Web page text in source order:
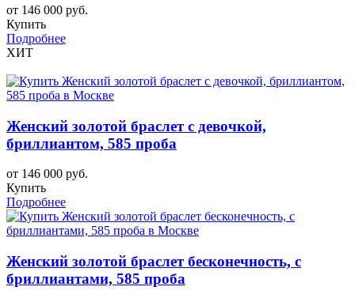
от 146 000 руб.
Купить
Подробнее
ХИТ
Женский золотой браслет с девочкой,
бриллиантом, 585 проба
от 146 000 руб.
Купить
Подробнее
Женский золотой браслет бесконечность, с
бриллиантами, 585 проба